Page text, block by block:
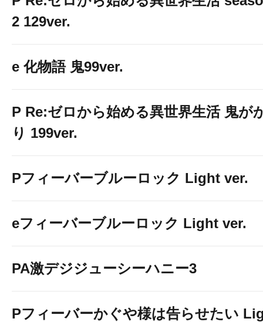
2 129ver.
e 化物語 鬼99ver.
P Re:ゼロから始める異世界生活 鬼が
り 199ver.
Pフィーバーブルーロック Light ver.
eフィーバーブルーロック Light ver.
PA激デジジューシーハニー3
Pフィーバーかぐや様は告らせたい